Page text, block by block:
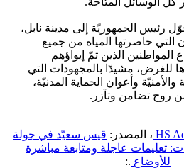
رئيس الجمهوريّة إلى مدينة نابل،
التي حاصرتها المياه من جميع
المواطنين الذين تمّ إيواؤهم
للغرض، مشيدًا بالمجهودات التي
وأعوان الحماية المدنيّة،
روح تضامن وتآزر.
HS ، المصدر: قيس سعيّد في جولة
تعليمات عاجلة ومتابعة مباشرة
للأوضاع .: